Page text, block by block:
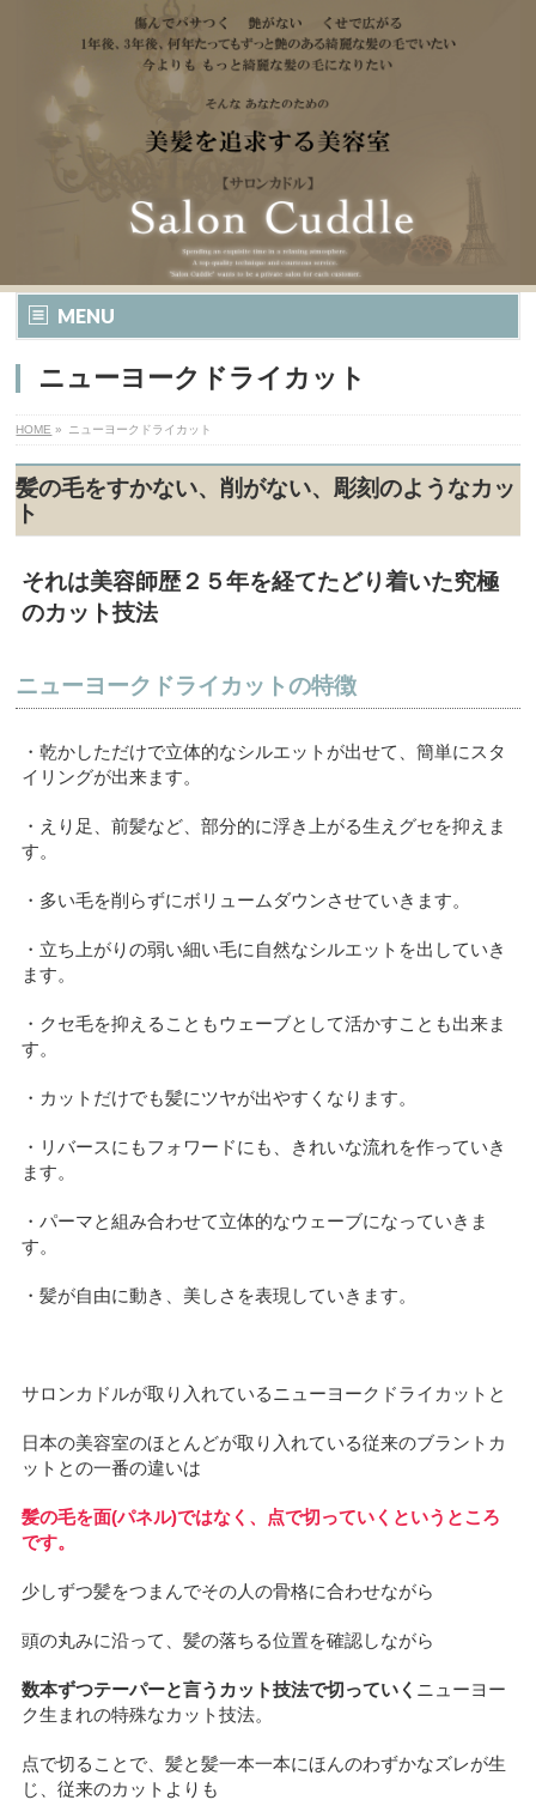
MENU
ニューヨークドライカット
HOME » ニューヨークドライカット
髪の毛をすかない、削がない、彫刻のようなカッ
ト
それは美容師歴２５年を経てたどり着いた究極
のカット技法
ニューヨークドライカットの特徴
・乾かしただけで立体的なシルエットが出せて、簡単にスタ
イリングが出来ます。
・えり足、前髪など、部分的に浮き上がる生えグセを抑えま
す。
・多い毛を削らずにボリュームダウンさせていきます。
・立ち上がりの弱い細い毛に自然なシルエットを出していき
ます。
・クセ毛を抑えることもウェーブとして活かすことも出来ま
す。
・カットだけでも髪にツヤが出やすくなります。
・リバースにもフォワードにも、きれいな流れを作っていき
ます。
・パーマと組み合わせて立体的なウェーブになっていきま
す。
・髪が自由に動き、美しさを表現していきます。
サロンカドルが取り入れているニューヨークドライカットと
日本の美容室のほとんどが取り入れている従来のブラントカ
ットとの一番の違いは
髪の毛を面(パネル)ではなく、点で切っていくというところ
です。
少しずつ髪をつまんでその人の骨格に合わせながら
頭の丸みに沿って、髪の落ちる位置を確認しながら
数本ずつテーパーと言うカット技法で切っていく ニューヨー
ク生まれの特殊なカット技法。
点で切ることで、髪と髪一本一本にほんのわずかなズレが生
じ、従来のカットよりも